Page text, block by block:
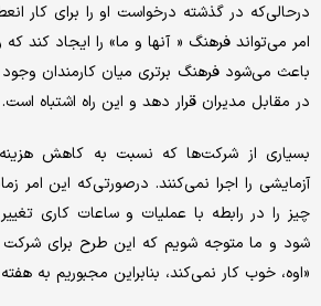
درحالی‌که در گذشته درخواست او را برای کار
امر می‌تواند فرهنگ « آنها و ما» را ایجاد کند
باعث می‌شود فرهنگ برتری میان کارمندان وجود
در مقابل مدیران قرار دهد و این راه اشتباه است.
بسیاری از شرکت‌ها که نسبت به کاهش
آزمایشی را اجرا نمی‌کنند. درصورتی‌که این امر
چیز را در رابطه با عملیات و ساعات کاری
شود و ما متوجه شویم که این طرح برای شرکت
«اوه، خوب کار نمی‌کند، بنابراین مجبوریم به